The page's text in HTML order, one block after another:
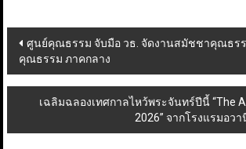
Post
navigation
ศูนย์คุณธรรม จับมือ วธ. จัดงานสมัชชาคุณธร
คุณธรรม ภาคกลาง
เฉลิมฉลองเทศกาลไหว้พระจันทร์ปีนี้ “The
2026” จากโรงแรมอว